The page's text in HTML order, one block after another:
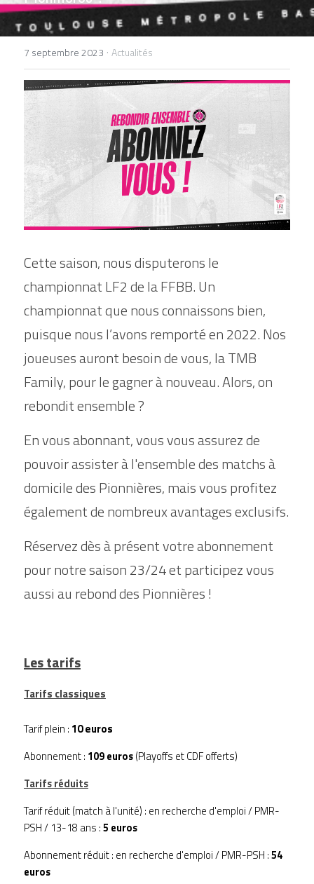
DEVENIR BÉNÉVOLE
7 septembre 2023 · Actualités
Cette saison, nous disputerons le
championnat LF2 de la FFBB. Un
championnat que nous connaissons bien,
puisque nous l’avons remporté en 2022. Nos
joueuses auront besoin de vous, la TMB
Family, pour le gagner à nouveau. Alors, on
rebondit ensemble ?
En vous abonnant, vous vous assurez de
pouvoir assister à l'ensemble des matchs à
domicile des Pionnières, mais vous profitez
également de nombreux avantages exclusifs.
Réservez dès à présent votre abonnement
pour notre saison 23/24 et participez vous
aussi au rebond des Pionnières !
Les tarifs
Tarifs classiques
Tarif plein : 10 euros
Abonnement : 109 euros (Playoffs et CDF offerts)
Tarifs réduits
Tarif réduit (match à l'unité) : en recherche d'emploi / PMR-
PSH / 13-18 ans : 5 euros
Abonnement réduit : en recherche d'emploi / PMR-PSH : 54
euros